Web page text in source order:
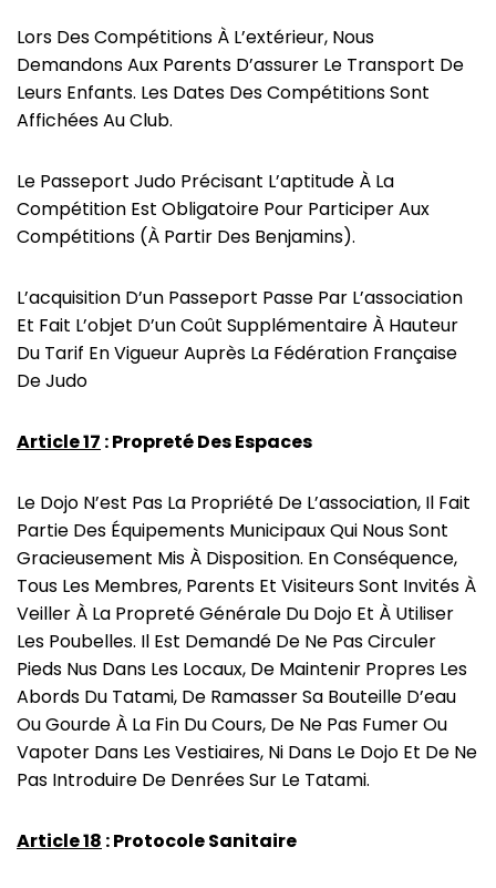
Lors Des Compétitions À L’extérieur, Nous
Demandons Aux Parents D’assurer Le Transport De
Leurs Enfants. Les Dates Des Compétitions Sont
Affichées Au Club.
Le Passeport Judo Précisant L’aptitude À La
Compétition Est Obligatoire Pour Participer Aux
Compétitions (à Partir Des Benjamins).
L’acquisition D’un Passeport Passe Par L’association
Et Fait L’objet D’un Coût Supplémentaire À Hauteur
Du Tarif En Vigueur Auprès La Fédération Française
De Judo
Article 17 : Propreté Des Espaces
Le Dojo N’est Pas La Propriété De L’association, Il Fait
Partie Des Équipements Municipaux Qui Nous Sont
Gracieusement Mis À Disposition. En Conséquence,
Tous Les Membres, Parents Et Visiteurs Sont Invités À
Veiller À La Propreté Générale Du Dojo Et À Utiliser
Les Poubelles. Il Est Demandé De Ne Pas Circuler
Pieds Nus Dans Les Locaux, De Maintenir Propres Les
Abords Du Tatami, De Ramasser Sa Bouteille D’eau
Ou Gourde À La Fin Du Cours, De Ne Pas Fumer Ou
Vapoter Dans Les Vestiaires, Ni Dans Le Dojo Et De Ne
Pas Introduire De Denrées Sur Le Tatami.
Article 18 : Protocole Sanitaire